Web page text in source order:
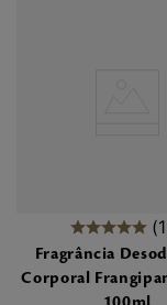
Fragrância
Corporal